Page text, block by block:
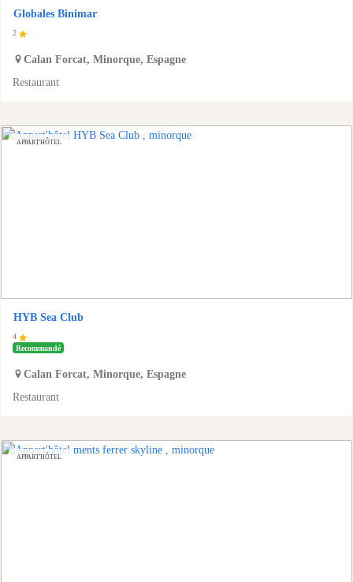
Globales Binimar
2
Calan Forcat, Minorque, Espagne
Restaurant
APPART'HÔTEL
HYB Sea Club
4
Recommandé
Calan Forcat, Minorque, Espagne
Restaurant
APPART'HÔTEL